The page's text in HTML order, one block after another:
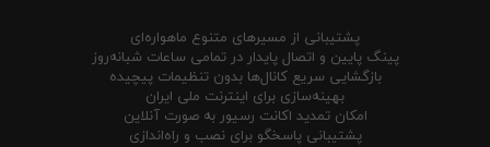
پشتیبانی از مسیرهای متنوع ماهواره‌ای
پینگ پایین و اتصال پایدار در تمامی ساعات شبانه‌روز
بازگشایی سریع کانال‌ها بدون تنظیمات پیچیده
بهینه‌سازی برای اینترنت ملی ایران
امکان تمدید اکانت رسیور به صورت آنلاین
پشتیبانی پاسخگو برای نصب و راه‌اندازی